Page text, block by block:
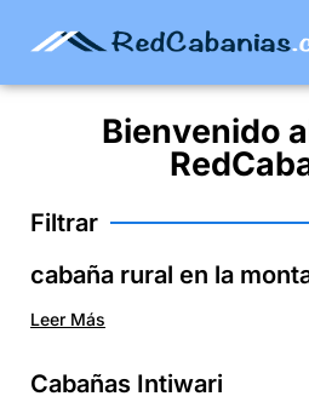
Bienvenido
Filtrar
cabaña rural en la
Leer Más
Cabañas Intiwari